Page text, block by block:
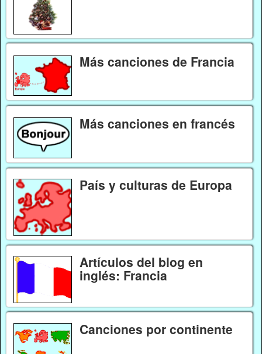
Más canciones de Francia
Más canciones en francés
País y culturas de Europa
Artículos del blog en
inglés: Francia
Canciones por continente